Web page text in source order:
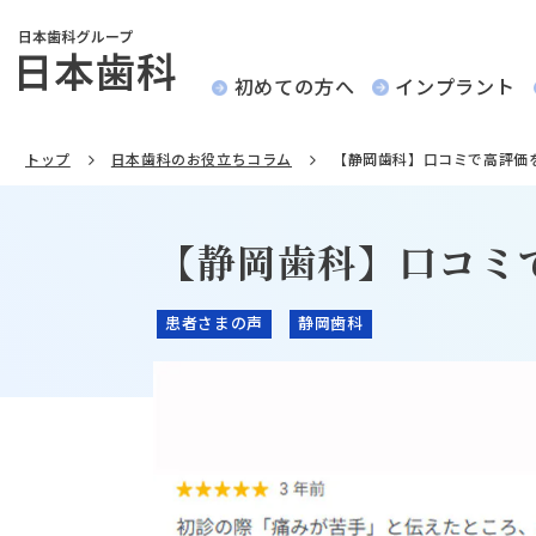
初めての方へ インプラント
トップ 日本歯科のお役立ちコラム 【静岡歯科】口コミで高評
【静岡歯科】口コ
患者さまの声 静岡歯科